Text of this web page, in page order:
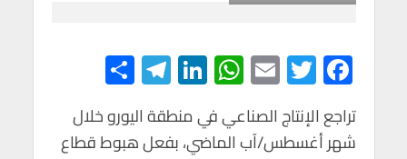
F
ac
e
T
wi
tt
E
m
ail
W
h
at
Li
n
ke
Te
le
gr
h
ar
تراجع الإنتاج الصناعي في منطقة اليورو خلال
شهر أغسطس/آب الماضي، بفعل هبوط قطاع